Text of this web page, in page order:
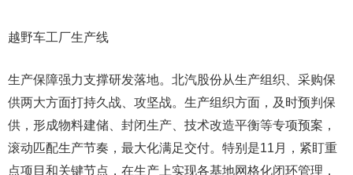
越野车工厂生产线
生产保障强力支撑研发落地。北汽股份从生产组织、采购保
供两大方面打持久战、攻坚战。生产组织方面，及时预判保
供，形成物料建储、封闭生产、技术改造平衡等专项预案，
滚动匹配生产节奏，最大化满足交付。特别是11月，紧盯重
点项目和关键节点，在生产上实现各基地网格化闭环管理，